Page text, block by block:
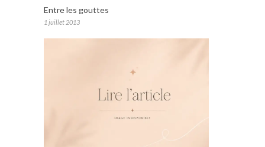
Entre les gouttes
1 juillet 2013